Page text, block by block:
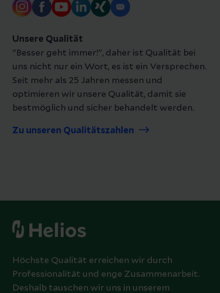
Unsere Qualität
"Besser geht immer!", daher ist Qualität bei
uns nicht nur ein Wort, es ist ein Versprechen.
Seit mehr als 25 Jahren messen und
optimieren wir unsere Qualität, damit sie
bestmöglich und sicher behandelt werden.
Zu unseren Qualitätszahlen
Höchste Qualität erreichen wir durch
Professionalität und enge Zusammenarbeit.
Deshalb tauschen wir uns in unserem